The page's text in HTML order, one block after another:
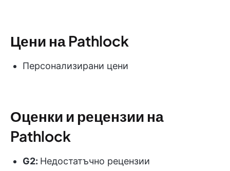
Цени на Pathlock
Персонализирани цени
Оценки и рецензии на
Pathlock
G2: Недостатъчно рецензии